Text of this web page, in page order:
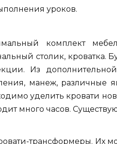
уроков.
комплект
столик, кроватка.
Из
манеж, различные
уделить кровати
много часов.
трансформеры. Их